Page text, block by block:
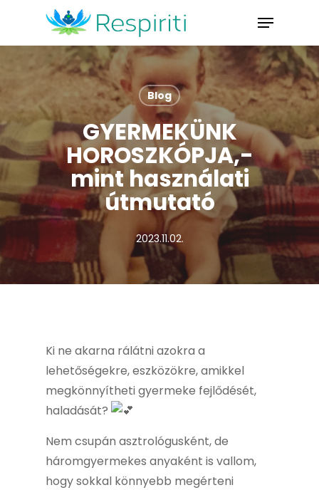
main
content
Menu
Blog
GYERMEKÜNK
HOROSZKÓPJA,-
mint használati
útmutató
2023.11.02.
Ki ne akarna rálátni azokra a
lehetőségekre, eszközökre, amikkel
megkönnyítheti gyermeke fejlődését,
haladását?
Nem csupán asztrológusként, de
háromgyermekes anyaként is vallom,
hogy sokkal könnyebb megérteni
Close
Menu